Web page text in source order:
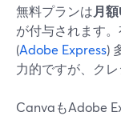
無料プランは月
が付与されます
(Adobe Express)
力的ですが、クレ
CanvaもAdobe